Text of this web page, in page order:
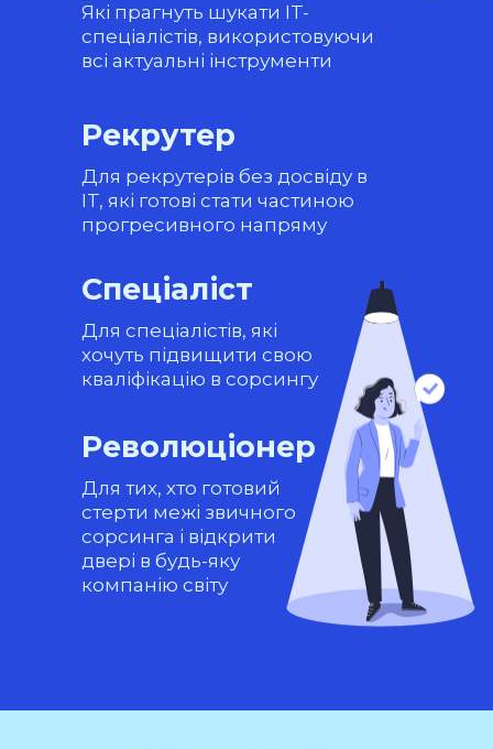
Які прагнуть шукати IT-
спеціалістів, використовуючи
всі актуальні інструменти
Рекрутер
Для рекрутерів без досвіду в
IT, які готові стати частиною
прогресивного напряму
Спеціаліст
Для спеціалістів, які
хочуть підвищити свою
кваліфікацію в сорсингу
Революціонер
Для тих, хто готовий
стерти межі звичного
сорсинга і відкрити
двері в будь-яку
компанію світу